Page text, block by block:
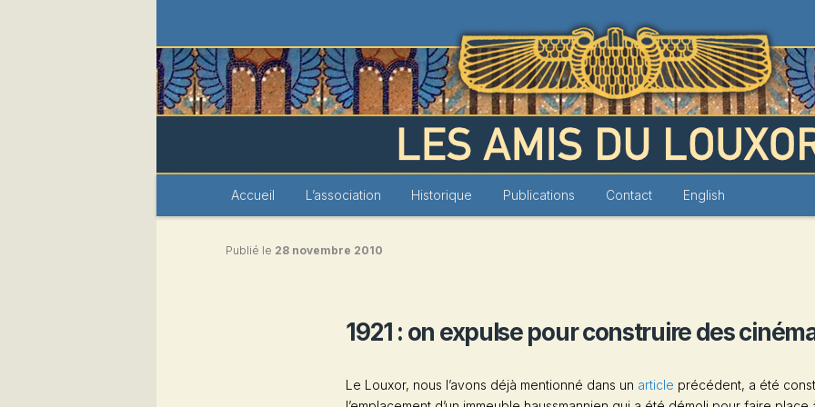
Les Amis du Louxor
Aller
Accueil L’association Historique Publications Contact English
1921 : on expulse pour construire des
Publié le 28 novembre 2010
Le Louxor, nous l’avons déjà mentionné dans un article précédent, a été